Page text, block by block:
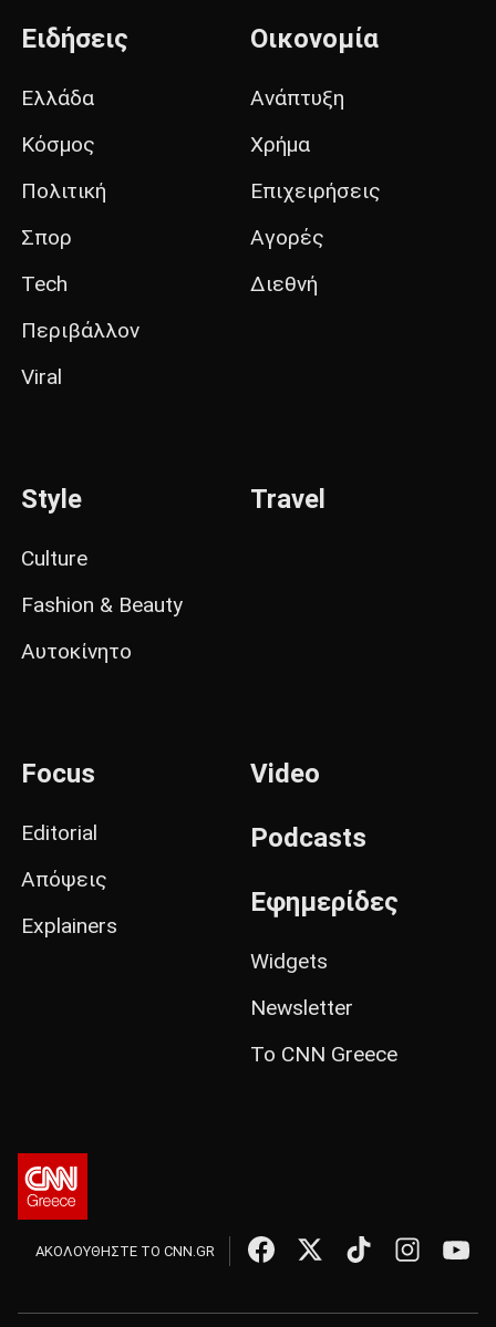
Ειδήσεις
Ελλάδα
Κόσμος
Πολιτική
Σπορ
Tech
Περιβάλλον
Viral
Οικονομία
Ανάπτυξη
Χρήμα
Επιχειρήσεις
Αγορές
Διεθνή
Style
Culture
Fashion & Beauty
Αυτοκίνητο
Travel
Focus
Editorial
Απόψεις
Explainers
Video
Podcasts
Εφημερίδες
Widgets
Newsletter
Το CNN Greece
ΑΚΟΛΟΥΘΗΣΤΕ ΤΟ CNN.GR